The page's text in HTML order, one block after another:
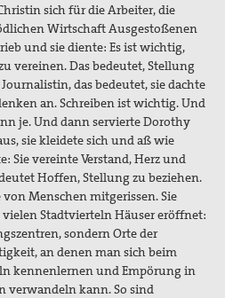
sich für die Arbeiter, die
Wirtschaft Ausgestoßenen
und sie diente: Es ist wichtig,
vereinen. Das bedeutet, Stellung
das bedeutet, sie dachte
an. Schreiben ist wichtig. Und
je. Und dann servierte Dorothy
sie kleidete sich und aß wie
Sie vereinte Verstand, Herz und
Hoffen, Stellung zu beziehen.
Menschen mitgerissen. Sie
Stadtvierteln Häuser eröffnet:
sondern Orte der
an denen man sich beim
kennenlernen und Empörung in
verwandeln kann. So sind